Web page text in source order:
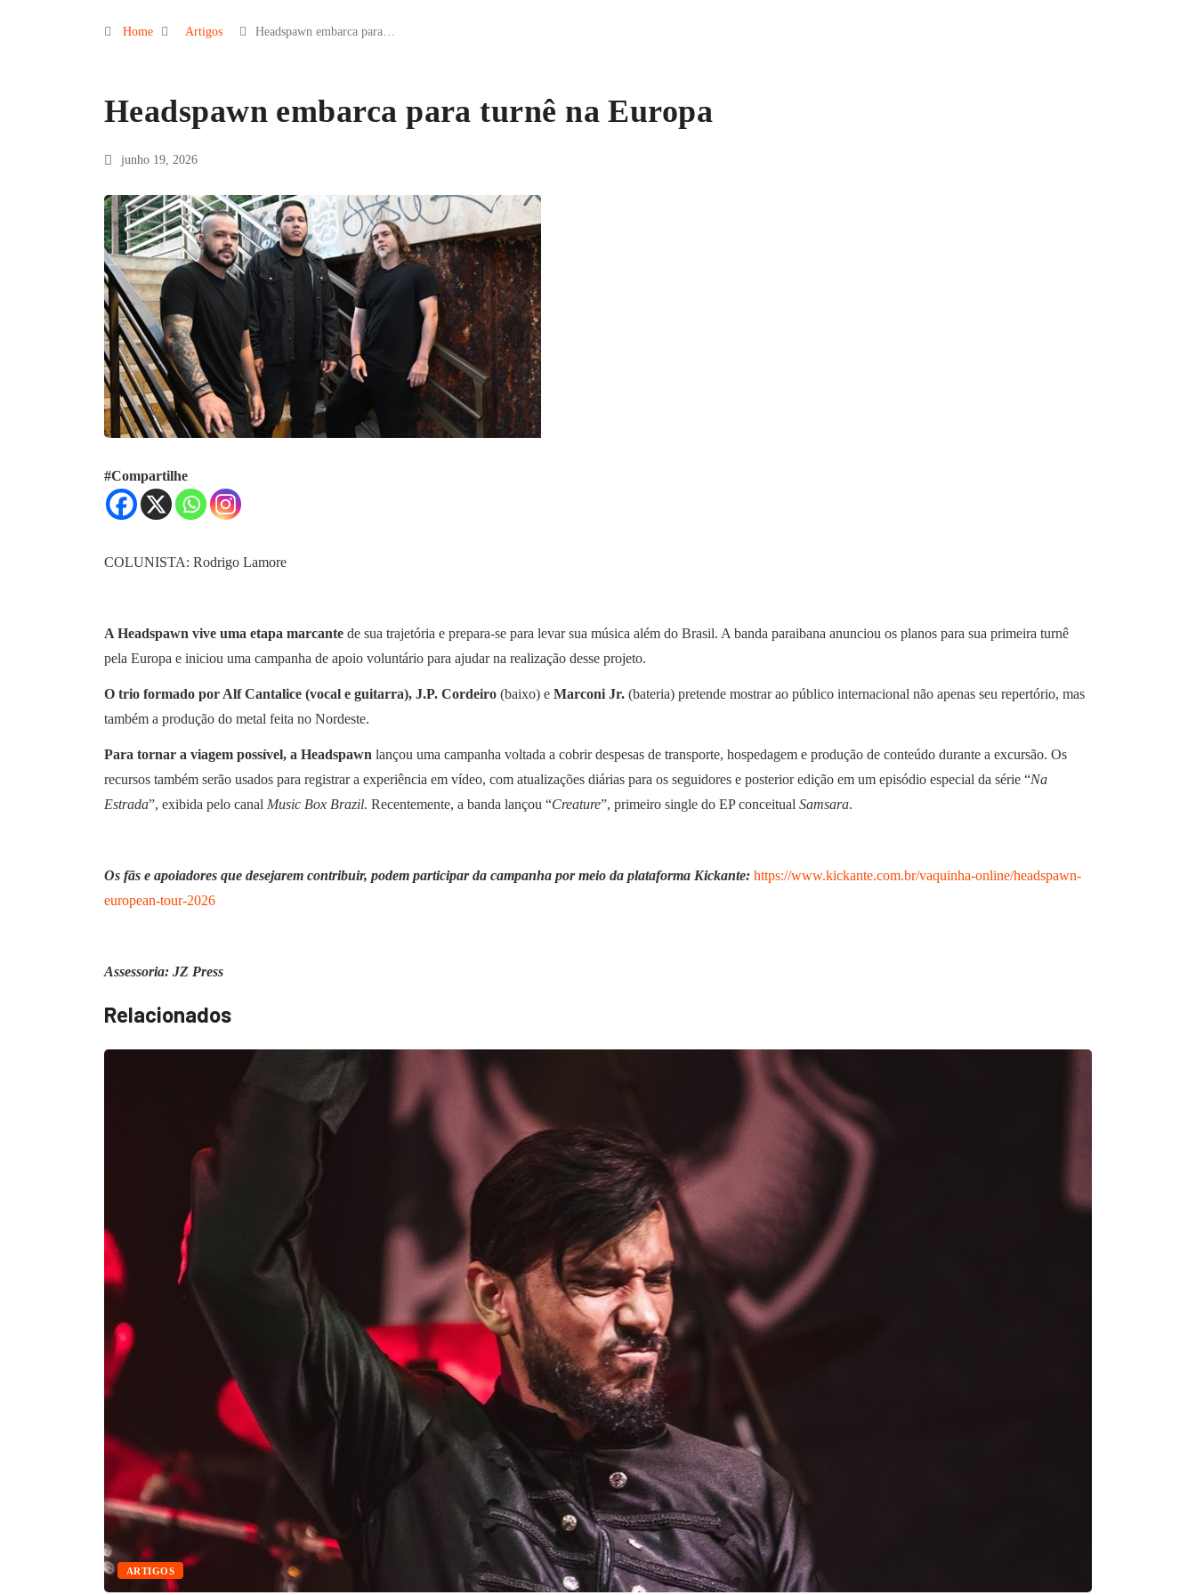
Home Artigos Headspawn embarca para…
Headspawn embarca para turnê na Europa
junho 19, 2026
#Compartilhe
COLUNISTA: Rodrigo Lamore
A Headspawn vive uma etapa marcante de sua trajetória e prepara-se para levar sua música além do Brasil. A banda paraibana anunciou os planos para sua primeira turnê
pela Europa e iniciou uma campanha de apoio voluntário para ajudar na realização desse projeto.
O trio formado por Alf Cantalice (vocal e guitarra), J.P. Cordeiro (baixo) e Marconi Jr. (bateria) pretende mostrar ao público internacional não apenas seu repertório, mas
também a produção do metal feita no Nordeste.
Para tornar a viagem possível, a Headspawn lançou uma campanha voltada a cobrir despesas de transporte, hospedagem e produção de conteúdo durante a excursão. Os
recursos também serão usados para registrar a experiência em vídeo, com atualizações diárias para os seguidores e posterior edição em um episódio especial da série “Na
Estrada”, exibida pelo canal Music Box Brazil. Recentemente, a banda lançou “Creature”, primeiro single do EP conceitual Samsara.
Os fãs e apoiadores que desejarem contribuir, podem participar da campanha por meio da plataforma Kickante: https://www.kickante.com.br/vaquinha-online/headspawn-
european-tour-2026
Assessoria: JZ Press
Relacionados
ARTIGOS